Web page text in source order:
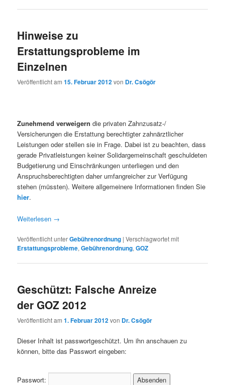
Hinweise zu
Erstattungsprobleme im
Einzelnen
Veröffentlicht am15. Februar 2012von Dr. Csögör
Zunehmend verweigern die privaten Zahnzusatz-/
Versicherungen die Erstattung berechtigter zahnärztlicher
Leistungen oder stellen sie in Frage. Dabei ist zu beachten, dass
gerade Privatleistungen keiner Solidargemeinschaft geschuldeten
Budgetierung und Einschränkungen unterliegen und den
Anspruchsberechtigten daher umfangreicher zur Verfügung
stehen (müssten). Weitere allgemeinere Informationen finden Sie
hier.
Weiterlesen →
Veröffentlicht unterGebührenordnung |Verschlagwortet mit
Erstattungsprobleme,Gebührenordnung,GOZ
Geschützt: Falsche Anreize
der GOZ 2012
Veröffentlicht am1. Februar 2012von Dr. Csögör
Dieser Inhalt ist passwortgeschützt. Um ihn anschauen zu
können, bitte das Passwort eingeben:
Passwort: